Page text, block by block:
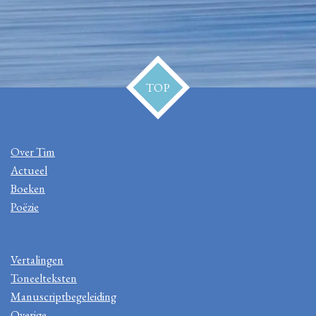
TOP
Over Tim
Actueel
Boeken
Poëzie
Vertalingen
Toneelteksten
Manuscriptbegeleiding